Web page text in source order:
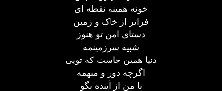
خونه همینه نقطه ای
فراتر از خاک و زمین
دستای امن تو هنوز
شبیه سرزمینمه
دنیا همین جاست که تویی
اگرچه دور و مبهمه
با من از آینده بگو